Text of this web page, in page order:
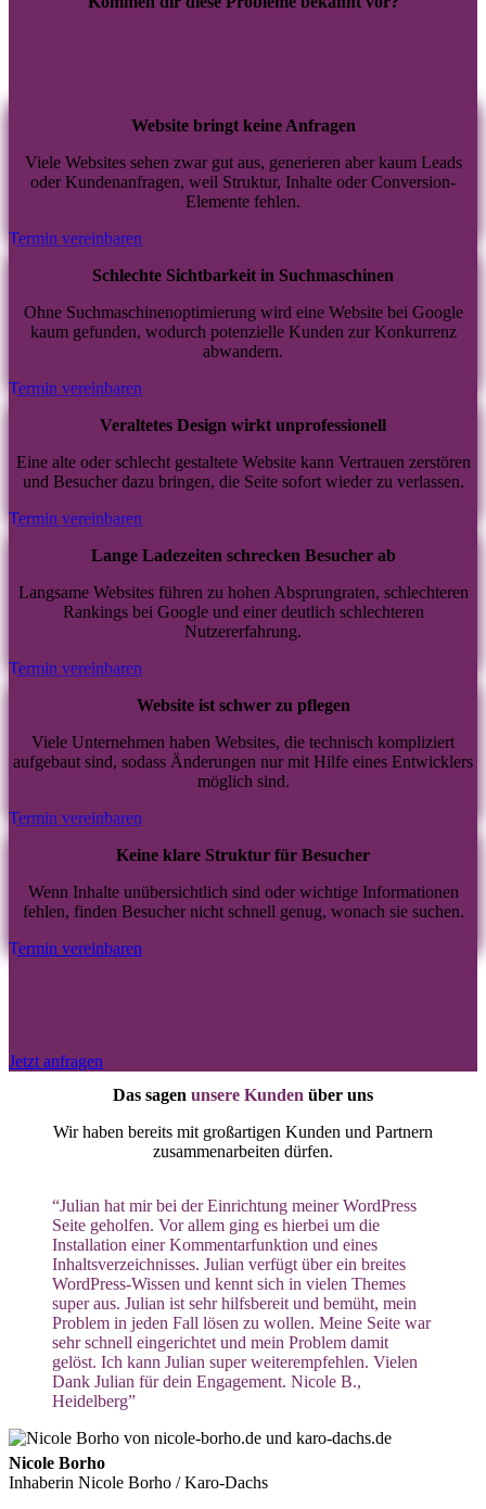
Website bringt keine Anfragen
Viele Websites sehen zwar gut aus, generieren aber kaum Leads
oder Kundenanfragen, weil Struktur, Inhalte oder Conversion-
Elemente fehlen.
Termin vereinbaren
Schlechte Sichtbarkeit in Suchmaschinen
Ohne Suchmaschinenoptimierung wird eine Website bei Google
kaum gefunden, wodurch potenzielle Kunden zur Konkurrenz
abwandern.
Termin vereinbaren
Veraltetes Design wirkt unprofessionell
Eine alte oder schlecht gestaltete Website kann Vertrauen zerstören
und Besucher dazu bringen, die Seite sofort wieder zu verlassen.
Termin vereinbaren
Lange Ladezeiten schrecken Besucher ab
Langsame Websites führen zu hohen Absprungraten, schlechteren
Rankings bei Google und einer deutlich schlechteren
Nutzererfahrung.
Termin vereinbaren
Website ist schwer zu pflegen
Viele Unternehmen haben Websites, die technisch kompliziert
aufgebaut sind, sodass Änderungen nur mit Hilfe eines Entwicklers
möglich sind.
Termin vereinbaren
Keine klare Struktur für Besucher
Wenn Inhalte unübersichtlich sind oder wichtige Informationen
fehlen, finden Besucher nicht schnell genug, wonach sie suchen.
Termin vereinbaren
Jetzt anfragen
Das sagen unsere Kunden über uns
Wir haben bereits mit großartigen Kunden und Partnern
zusammenarbeiten dürfen.
“Julian hat mir bei der Einrichtung meiner WordPress
Seite geholfen. Vor allem ging es hierbei um die
Installation einer Kommentarfunktion und eines
Inhaltsverzeichnisses. Julian verfügt über ein breites
WordPress-Wissen und kennt sich in vielen Themes
super aus. Julian ist sehr hilfsbereit und bemüht, mein
Problem in jeden Fall lösen zu wollen. Meine Seite war
sehr schnell eingerichtet und mein Problem damit
gelöst. Ich kann Julian super weiterempfehlen. Vielen
Dank Julian für dein Engagement. Nicole B.,
Heidelberg”
Nicole Borho
Inhaberin Nicole Borho / Karo-Dachs